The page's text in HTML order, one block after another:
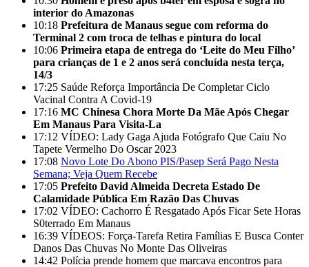
interior do Amazonas
10:18 Prefeitura de Manaus segue com reforma do
Terminal 2 com troca de telhas e pintura do local
10:06 Primeira etapa de entrega do ‘Leite do Meu Filho’
para crianças de 1 e 2 anos será concluída nesta terça,
14/3
17:25 Saúde Reforça Importância De Completar Ciclo
Vacinal Contra A Covid-19
17:16 MC Chinesa Chora Morte Da Mãe Após Chegar
Em Manaus Para Visita-La
17:12 VÍDEO: Lady Gaga Ajuda Fotógrafo Que Caiu No
Tapete Vermelho Do Oscar 2023
17:08 Novo Lote Do Abono PIS/Pasep Será Pago Nesta
Semana; Veja Quem Recebe
17:05 Prefeito David Almeida Decreta Estado De
Calamidade Pública Em Razão Das Chuvas
17:02 VÍDEO: Cachorro É Resgatado Após Ficar Sete Horas
S0terrado Em Manaus
16:39 VÍDEOS: Força-Tarefa Retira Famílias E Busca Conter
Danos Das Chuvas No Monte Das Oliveiras
14:42 Polícia prende homem que marcava encontros para